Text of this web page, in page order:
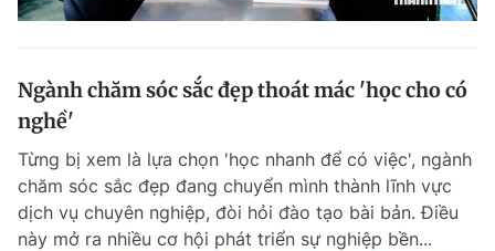
Đọc Thanh Niên trên điện thoại
Ngành chăm sóc sắc đẹp thoát mác 'học cho có
nghề'
Từng bị xem là lựa chọn 'học nhanh để có việc', ngành
chăm sóc sắc đẹp đang chuyển mình thành lĩnh vực
dịch vụ chuyên nghiệp, đòi hỏi đào tạo bài bản. Điều
này mở ra nhiều cơ hội phát triển sự nghiệp bền...